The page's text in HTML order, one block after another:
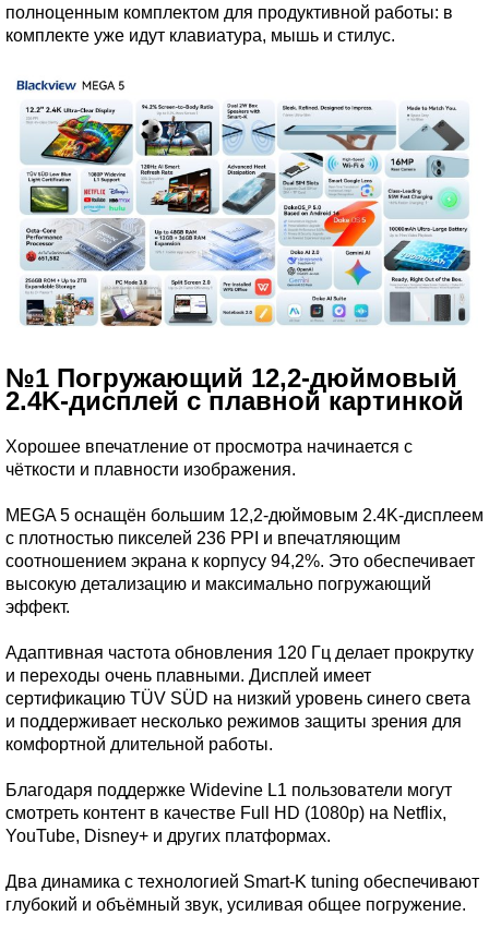
полноценным комплектом для продуктивной работы: в
комплекте уже идут клавиатура, мышь и стилус.
№1 Погружающий 12,2-дюймовый
2.4K-дисплей с плавной картинкой
Хорошее впечатление от просмотра начинается с
чёткости и плавности изображения.
MEGA 5 оснащён большим 12,2-дюймовым 2.4K-дисплеем
с плотностью пикселей 236 PPI и впечатляющим
соотношением экрана к корпусу 94,2%. Это обеспечивает
высокую детализацию и максимально погружающий
эффект.
Адаптивная частота обновления 120 Гц делает прокрутку
и переходы очень плавными. Дисплей имеет
сертификацию TÜV SÜD на низкий уровень синего света
и поддерживает несколько режимов защиты зрения для
комфортной длительной работы.
Благодаря поддержке Widevine L1 пользователи могут
смотреть контент в качестве Full HD (1080p) на Netflix,
YouTube, Disney+ и других платформах.
Два динамика с технологией Smart-K tuning обеспечивают
глубокий и объёмный звук, усиливая общее погружение.